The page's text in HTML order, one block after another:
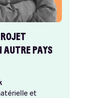
AUTRE PAYS
et